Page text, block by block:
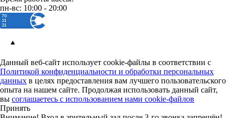
пн-вс: 10:00 - 20:00
Данный веб-сайт использует cookie-файлы в соответствии с
Политикой конфиденциальности и обработки персональных
данных в целях предоставления вам лучшего пользовательского
опыта на нашем сайте. Продолжая использовать данный сайт,
вы соглашаетесь с использованием нами cookie-файлов
Принять